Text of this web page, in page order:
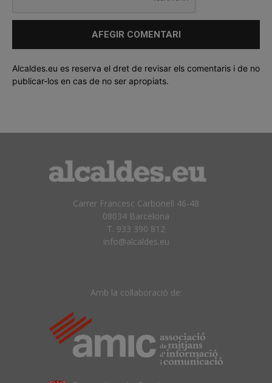
Alcaldes.eu es reserva el dret de revisar els comentaris i de no
publicar-los en cas de no ser apropiats.
Carrer Francesc Carbonell 46-48
08034 Barcelona
T. 933 390 812
info@alcaldes.eu
Amb la col·laboració de: